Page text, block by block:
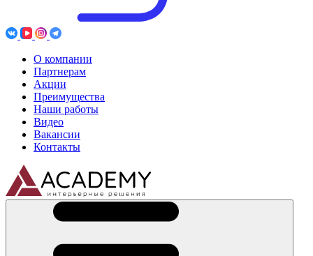
О компании
Партнерам
Акции
Преимущества
Наши работы
Видео
Вакансии
Контакты